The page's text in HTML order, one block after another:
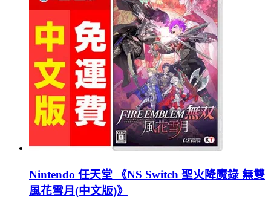
Nintendo 任天堂 《NS Switch 聖火降魔錄 無雙
風花雪月(中文版)》